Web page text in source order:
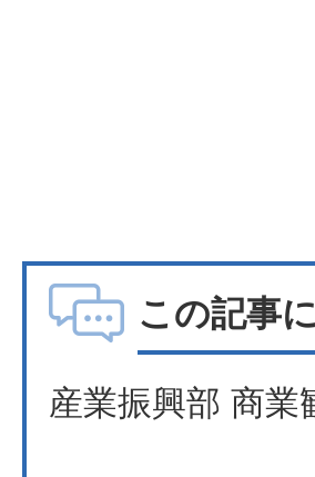
この記事
産業振興部 商業